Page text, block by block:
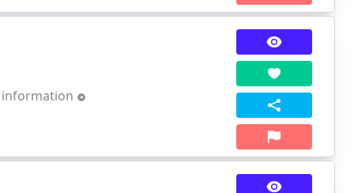
information